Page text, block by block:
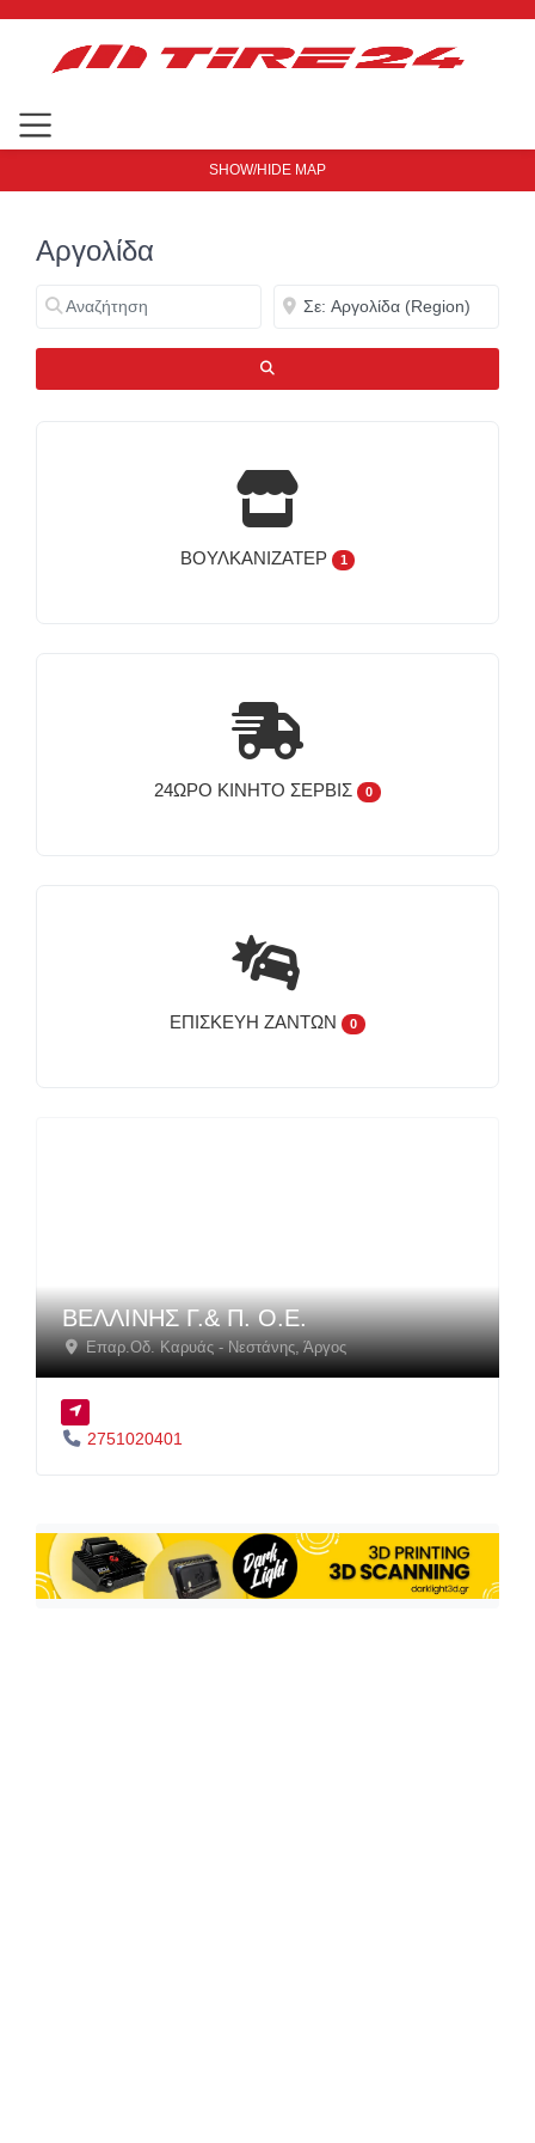
Αργολίδα
Αναζήτηση Κοντά
ΒΟΥΛΚΑΝΙΖΑΤΈΡ 1
24ΩΡΟ ΚΙΝΗΤΌ ΣΈΡΒΙΣ 0
ΕΠΙΣΚΕΥΉ ΖΑΝΤΏΝ 0
ΒΕΛΛΙΝΗΣ Γ.& Π. Ο.Ε.
Επαρ.Οδ. Καρυάς - Νεστάνης,Άργος
2751020401
SHOW/HIDE MAP